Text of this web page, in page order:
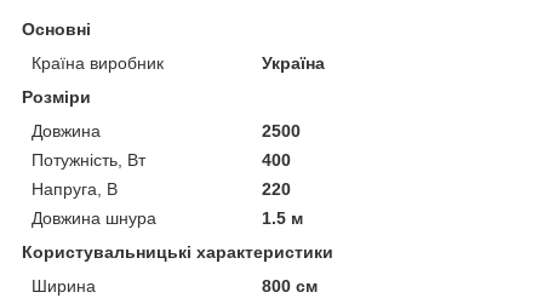
Основні
Країна виробник
Україна
Розміри
Довжина
2500
Потужність, Вт
400
Напруга, В
220
Довжина шнура
1.5 м
Користувальницькі характеристики
Ширина
800 см